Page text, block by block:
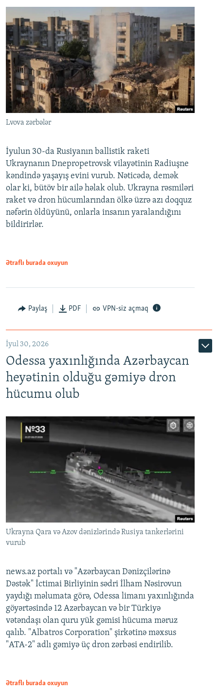
Lvova zərbələr
İyulun 30-da Rusiyanın ballistik raketi
Ukraynanın Dnepropetrovsk vilayətinin Radiuşne
kəndində yaşayış evini vurub. Nəticədə, demək
olar ki, bütöv bir ailə həlak olub. Ukrayna rəsmiləri
raket və dron hücumlarından ölkə üzrə azı doqquz
nəfərin öldüyünü, onlarla insanın yaralandığını
bildirirlər.
Ətraflı burada oxuyun
Paylaş PDF VPN-siz açmaq
İyul 30, 2026
Odessa yaxınlığında Azərbaycan
heyətinin olduğu gəmiyə dron
hücumu olub
Ukrayna Qara və Azov dənizlərində Rusiya tankerlərini
vurub
news.az portalı və "Azərbaycan Dənizçilərinə
Dəstək" İctimai Birliyinin sədri İlham Nəsirovun
yaydığı məlumata görə, Odessa limanı yaxınlığında
göyərtəsində 12 Azərbaycan və bir Türkiyə
vətəndaşı olan quru yük gəmisi hücuma məruz
qalıb. "Albatros Corporation" şirkətinə məxsus
"ATA-2" adlı gəmiyə üç dron zərbəsi endirilib.
Ətraflı burada oxuyun